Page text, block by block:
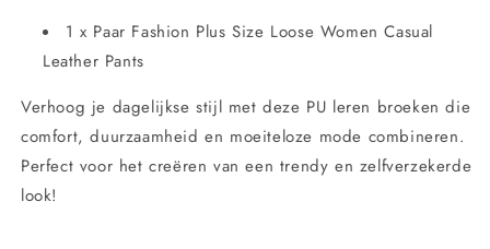
1 x Paar Fashion Plus Size Loose Women Casual
Leather Pants
Verhoog je dagelijkse stijl met deze PU leren broeken die
comfort, duurzaamheid en moeiteloze mode combineren.
Perfect voor het creëren van een trendy en zelfverzekerde
look!